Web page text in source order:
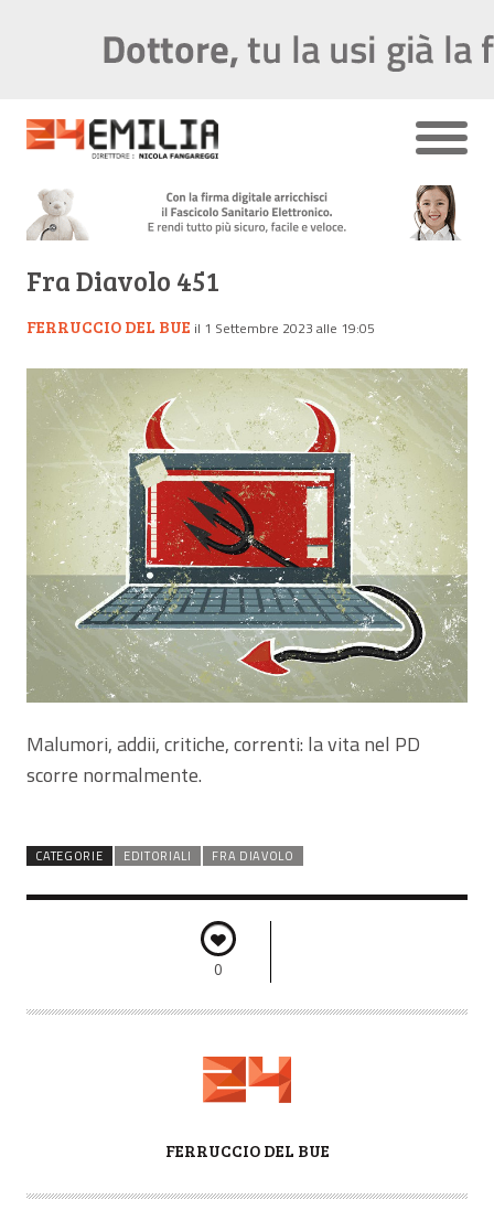
Fra Diavolo 451
FERRUCCIO DEL BUE il 1 Settembre 2023 alle 19:05
Malumori, addii, critiche, correnti: la vita nel PD
scorre normalmente.
CATEGORIE EDITORIALI FRA DIAVOLO
0
T
FERRUCCIO DEL BUE